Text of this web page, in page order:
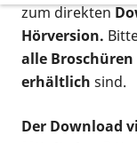
zum direkten
Hörversion.
alle
erhältlich sind.
Der Download